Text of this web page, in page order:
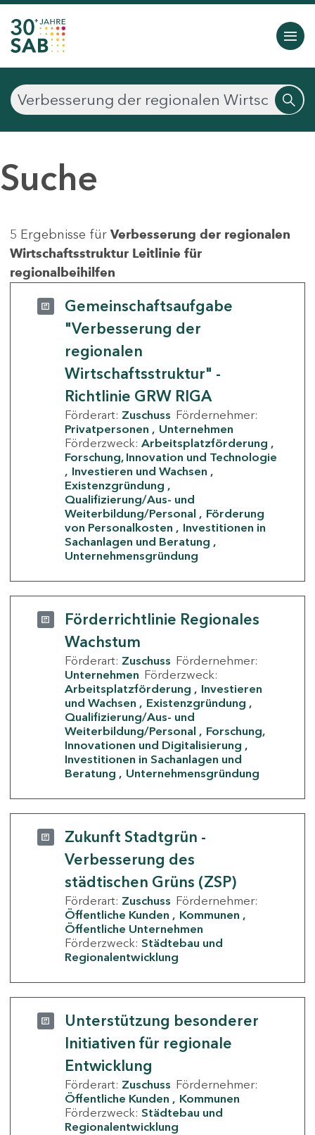
Suche
5 Ergebnisse für Verbesserung der regionalen
Wirtschaftsstruktur Leitlinie für
regionalbeihilfen
Gemeinschaftsaufgabe
"Verbesserung der
regionalen
Wirtschaftsstruktur" -
Richtlinie GRW RIGA
Förderart: Zuschuss Fördernehmer:
Privatpersonen
Unternehmen
Förderzweck: Arbeitsplatzförderung
Forschung, Innovation und Technologie
Investieren und Wachsen
Existenzgründung
Qualifizierung/Aus- und
Weiterbildung/Personal
Förderung
von Personalkosten
Investitionen in
Sachanlagen und Beratung
Unternehmensgründung
Förderrichtlinie Regionales
Wachstum
Förderart: Zuschuss Fördernehmer:
Unternehmen Förderzweck:
Arbeitsplatzförderung
Investieren
und Wachsen
Existenzgründung
Qualifizierung/Aus- und
Weiterbildung/Personal
Forschung,
Innovationen und Digitalisierung
Investitionen in Sachanlagen und
Beratung
Unternehmensgründung
Zukunft Stadtgrün -
Verbesserung des
städtischen Grüns (ZSP)
Förderart: Zuschuss Fördernehmer:
Öffentliche Kunden
Kommunen
Öffentliche Unternehmen
Förderzweck: Städtebau und
Regionalentwicklung
Unterstützung besonderer
Initiativen für regionale
Entwicklung
Förderart: Zuschuss Fördernehmer:
Öffentliche Kunden
Kommunen
Förderzweck: Städtebau und
Regionalentwicklung